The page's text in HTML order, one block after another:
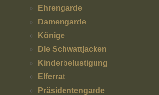
Ehrengarde
Damengarde
Könige
Die Schwattjacken
Kinderbelustigung
Elferrat
Präsidentengarde